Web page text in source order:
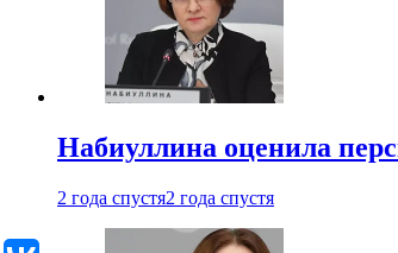
Набиуллина оценила
2 года спустя2 года спустя